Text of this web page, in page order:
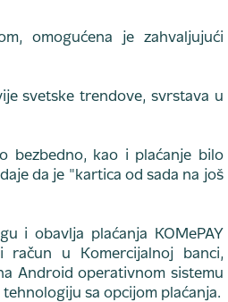
omogućena je zahvaljujući
svetske trendove, svrstava u
bezbedno, kao i plaćanje bilo
da je "kartica od sada na još
i obavlja plaćanja KOMePAY
u Komercijalnoj banci,
Android operativnom sistemu
sa opcijom plaćanja.